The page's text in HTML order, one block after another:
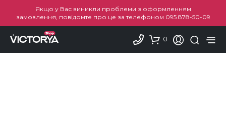
Якщо у Вас виникли проблеми з оформленням
замовлення, повідомте про це за телефоном 095 878-50-09
0